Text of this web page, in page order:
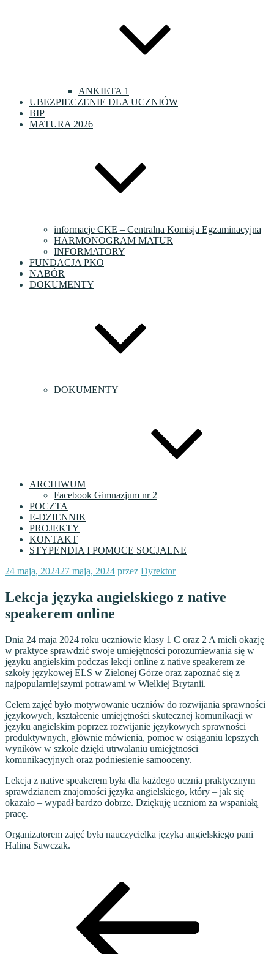
ANKIETA 1
UBEZPIECZENIE DLA UCZNIÓW
BIP
MATURA 2026
informacje CKE – Centralna Komisja Egzaminacyjna
HARMONOGRAM MATUR
INFORMATORY
FUNDACJA PKO
NABÓR
DOKUMENTY
DOKUMENTY
ARCHIWUM
Facebook Gimnazjum nr 2
POCZTA
E-DZIENNIK
PROJEKTY
KONTAKT
STYPENDIA I POMOCE SOCJALNE
Opublikowane
24 maja, 202427 maja, 2024 przez Dyrektor
Lekcja języka angielskiego z native
speakerem online
Dnia 24 maja 2024 roku uczniowie klasy 1 C oraz 2 A mieli okazję
w praktyce sprawdzić swoje umiejętności porozumiewania się w
języku angielskim podczas lekcji online z native speakerem ze
szkoły językowej ELS w Zielonej Górze oraz zapoznać się z
najpopularniejszymi potrawami w Wielkiej Brytanii.
Celem zajęć było motywowanie uczniów do rozwijania sprawności
językowych, kształcenie umiejętności skutecznej komunikacji w
języku angielskim poprzez rozwijanie językowych sprawności
produktywnych, głównie mówienia, pomoc w osiąganiu lepszych
wyników w szkole dzięki utrwalaniu umiejętności
komunikacyjnych oraz podniesienie samooceny.
Lekcja z native speakerem była dla każdego ucznia praktycznym
sprawdzianem znajomości języka angielskiego, który – jak się
okazało – wypadł bardzo dobrze. Dziękuję uczniom za wspaniałą
pracę.
Organizatorem zajęć była nauczycielka języka angielskiego pani
Halina Sawczak.